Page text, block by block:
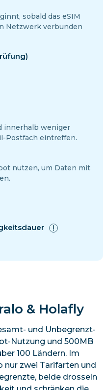
sobald das eSIM
Netzwerk verbunden
innerhalb weniger
Postfach eintreffen.
nutzen, um Daten mit
& Holafly
und Unbegrenzt-
Nutzung und 500MB
100 Ländern. Im
nur zwei Tarifarten und
beide drosseln